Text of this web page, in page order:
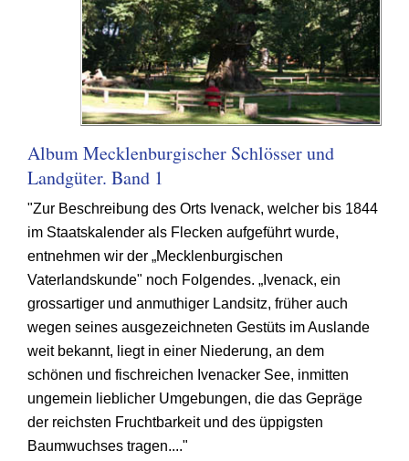
Album Mecklenburgischer Schlösser und
Landgüter. Band 1
"Zur Beschreibung des Orts Ivenack, welcher bis 1844
im Staatskalender als Flecken aufgeführt wurde,
entnehmen wir der „Mecklenburgischen
Vaterlandskunde" noch Folgendes. „Ivenack, ein
grossartiger und anmuthiger Landsitz, früher auch
wegen seines ausgezeichneten Gestüts im Auslande
weit bekannt, liegt in einer Niederung, an dem
schönen und fischreichen Ivenacker See, inmitten
ungemein lieblicher Umgebungen, die das Gepräge
der reichsten Fruchtbarkeit und des üppigsten
Baumwuchses tragen...."